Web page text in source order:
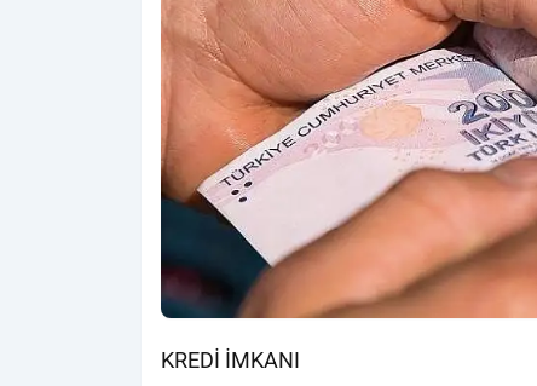
KREDİ İMKANI